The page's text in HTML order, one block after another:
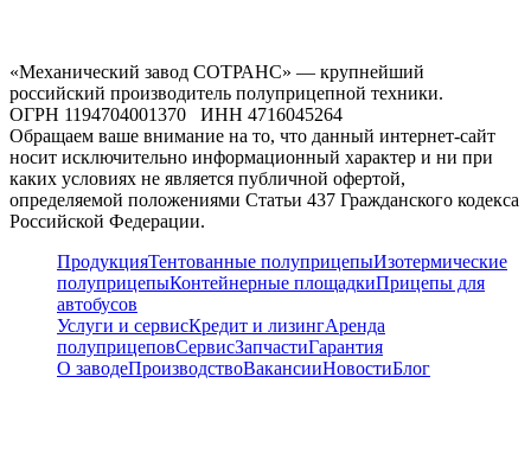
«Механический завод СОТРАНС» — крупнейший
российский производитель полуприцепной техники.
ОГРН 1194704001370 ИНН 4716045264
Обращаем ваше внимание на то, что данный интернет-сайт
носит исключительно информационный характер и ни при
каких условиях не является публичной офертой,
определяемой положениями Статьи 437 Гражданского кодекса
Российской Федерации.
ПродукцияТентованные полуприцепыИзотермические
полуприцепыКонтейнерные площадкиПрицепы для
автобусов
Услуги и сервисКредит и лизингАренда
полуприцеповСервисЗапчастиГарантия
О заводеПроизводствоВакансииНовостиБлог